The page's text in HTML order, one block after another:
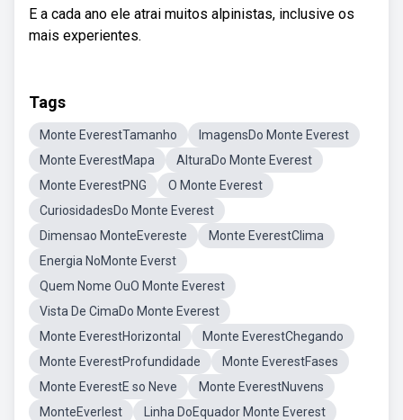
E a cada ano ele atrai muitos alpinistas, inclusive os
mais experientes.
Tags
Monte EverestTamanho
ImagensDo Monte Everest
Monte EverestMapa
AlturaDo Monte Everest
Monte EverestPNG
O Monte Everest
CuriosidadesDo Monte Everest
Dimensao MonteEvereste
Monte EverestClima
Energia NoMonte Everst
Quem Nome OuO Monte Everest
Vista De CimaDo Monte Everest
Monte EverestHorizontal
Monte EverestChegando
Monte EverestProfundidade
Monte EverestFases
Monte EverestE so Neve
Monte EverestNuvens
MonteEverlest
Linha DoEquador Monte Everest